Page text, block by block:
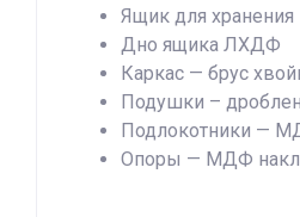
Ящик для хранения
Дно ящика ЛХДФ
Каркас — брус
Подушки –
Подлокотники —
Опоры — МДФ